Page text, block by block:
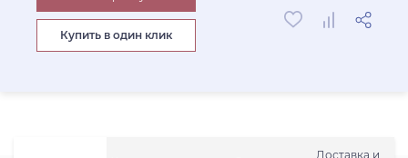
Доставка и
Купить в один клик